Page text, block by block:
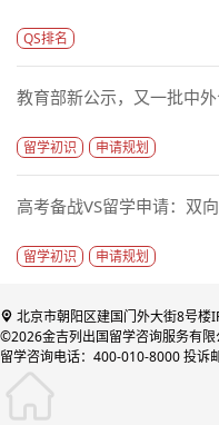
QS排名
教育部新公示，又一批中
留学初识 申请规划
高考备战VS留学申请：双
留学初识 申请规划
北京市朝阳区建国门外大街8号楼
©2026金吉列出国留学咨询服务有
留学咨询电话：400-010-8000 投诉